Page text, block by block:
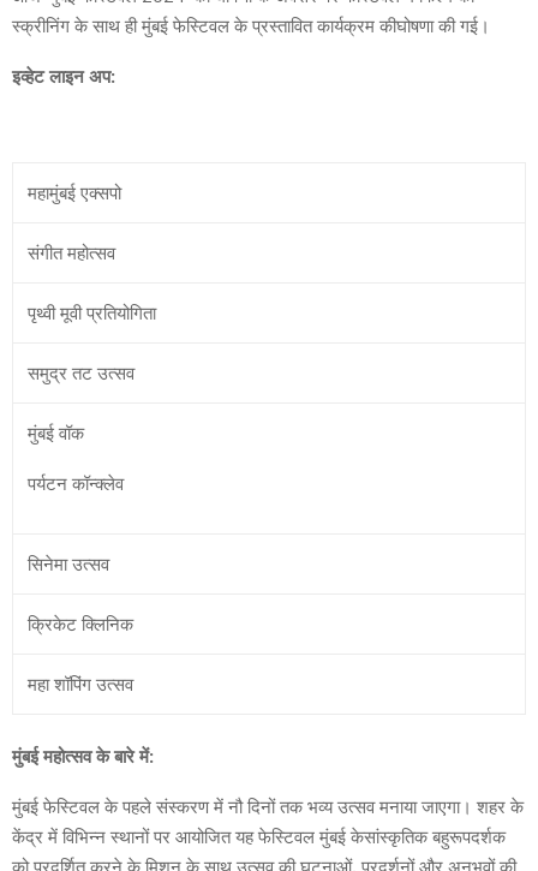
स्क्रीनिंग के साथ ही मुंबई फेस्टिवल के प्रस्तावित कार्यक्रम कीघोषणा की गई।
इव्हेट लाइन अप:
महामुंबई एक्सपो
संगीत महोत्सव
पृथ्वी मूवी प्रतियोगिता
समुद्र तट उत्सव
मुंबई वॉक
पर्यटन कॉन्क्लेव
सिनेमा उत्सव
क्रिकेट क्लिनिक
महा शॉपिंग उत्सव
मुंबई महोत्सव के बारे में:
मुंबई फेस्टिवल के पहले संस्करण में नौ दिनों तक भव्य उत्सव मनाया जाएगा। शहर के
केंद्र में विभिन्न स्थानों पर आयोजित यह फेस्टिवल मुंबई केसांस्कृतिक बहुरूपदर्शक
को प्रदर्शित करने के मिशन के साथ उत्सव की घटनाओं, प्रदर्शनों और अनुभवों की